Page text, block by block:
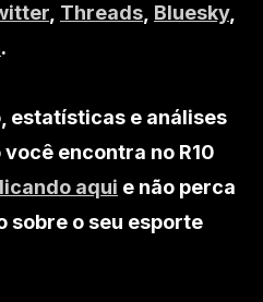
, Threads, Bluesky,
.
estatísticas e análises
encontra no R10
aqui e não perca
sobre o seu esporte